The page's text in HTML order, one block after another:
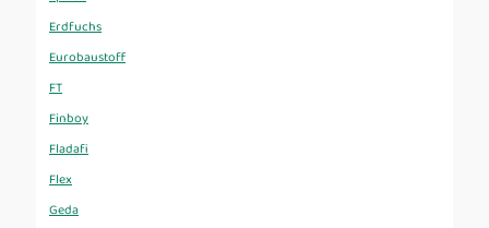
Erdfuchs
Eurobaustoff
FT
Finboy
Fladafi
Flex
Geda